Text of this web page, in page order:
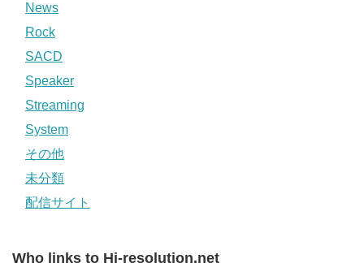
News
Rock
SACD
Speaker
Streaming
System
その他
未分類
配信サイト
Who links to Hi-resolution.net